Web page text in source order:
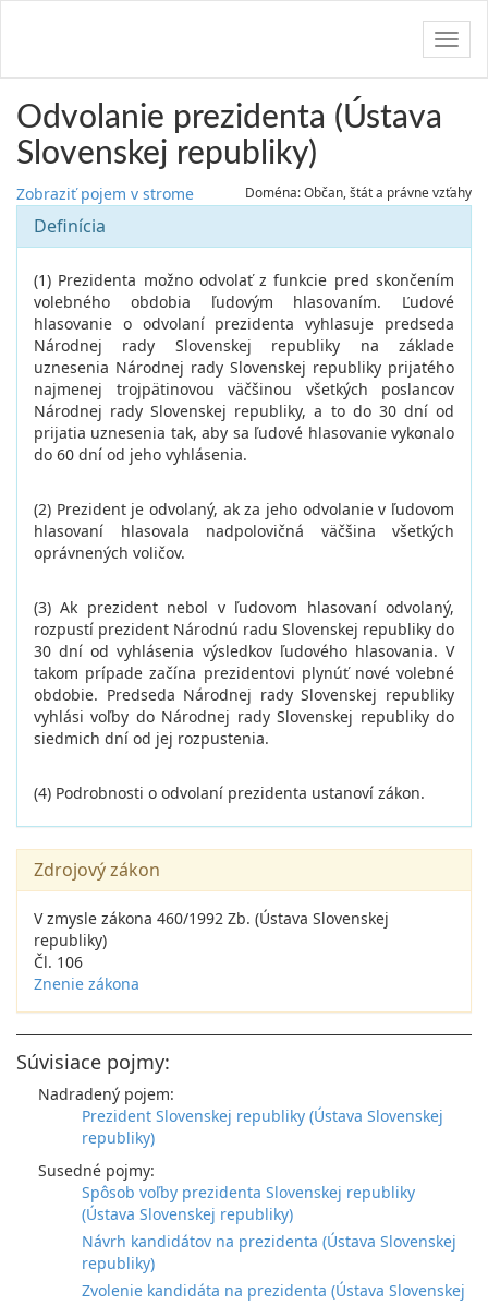
Odvolanie prezidenta (Ústava
Slovenskej republiky)
Zobraziť pojem v strome Doména: Občan, štát a právne vzťahy
Definícia
(1) Prezidenta možno odvolať z funkcie pred skončením
volebného obdobia ľudovým hlasovaním. Ľudové
hlasovanie o odvolaní prezidenta vyhlasuje predseda
Národnej rady Slovenskej republiky na základe
uznesenia Národnej rady Slovenskej republiky prijatého
najmenej trojpätinovou väčšinou všetkých poslancov
Národnej rady Slovenskej republiky, a to do 30 dní od
prijatia uznesenia tak, aby sa ľudové hlasovanie vykonalo
do 60 dní od jeho vyhlásenia.
(2) Prezident je odvolaný, ak za jeho odvolanie v ľudovom
hlasovaní hlasovala nadpolovičná väčšina všetkých
oprávnených voličov.
(3) Ak prezident nebol v ľudovom hlasovaní odvolaný,
rozpustí prezident Národnú radu Slovenskej republiky do
30 dní od vyhlásenia výsledkov ľudového hlasovania. V
takom prípade začína prezidentovi plynúť nové volebné
obdobie. Predseda Národnej rady Slovenskej republiky
vyhlási voľby do Národnej rady Slovenskej republiky do
siedmich dní od jej rozpustenia.
(4) Podrobnosti o odvolaní prezidenta ustanoví zákon.
Zdrojový zákon
V zmysle zákona 460/1992 Zb. (Ústava Slovenskej
republiky)
Čl. 106
Znenie zákona
Súvisiace pojmy:
Nadradený pojem:
Prezident Slovenskej republiky (Ústava Slovenskej
republiky)
Susedné pojmy:
Spôsob voľby prezidenta Slovenskej republiky
(Ústava Slovenskej republiky)
Návrh kandidátov na prezidenta (Ústava Slovenskej
republiky)
Zvolenie kandidáta na prezidenta (Ústava Slovenskej